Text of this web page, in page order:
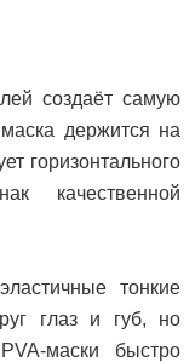
создаёт самую
держится на
горизонтального
качественной
тонкие
глаз и губ, но
маски быстро